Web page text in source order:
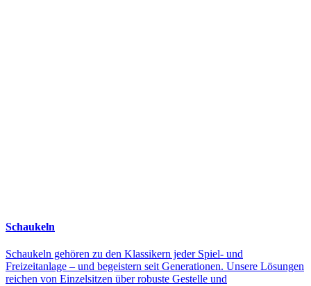
Schaukeln
Schaukeln gehören zu den Klassikern jeder Spiel- und
Freizeitanlage – und begeistern seit Generationen. Unsere Lösungen
reichen von Einzelsitzen über robuste Gestelle und